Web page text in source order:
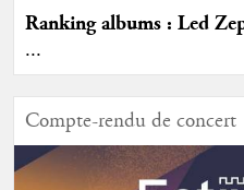
Ranking albums : Led
...
Compte-rendu de concert